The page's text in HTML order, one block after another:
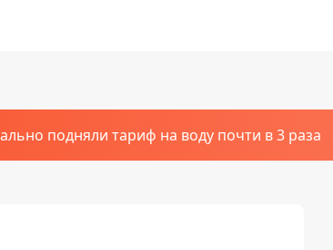
подняли тариф на воду почти в 3 раза